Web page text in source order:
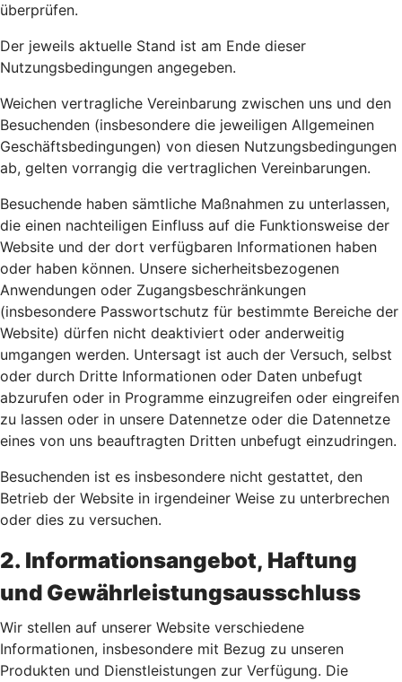
überprüfen.
Der jeweils aktuelle Stand ist am Ende dieser
Nutzungsbedingungen angegeben.
Weichen vertragliche Vereinbarung zwischen uns und den
Besuchenden (insbesondere die jeweiligen Allgemeinen
Geschäftsbedingungen) von diesen Nutzungsbedingungen
ab, gelten vorrangig die vertraglichen Vereinbarungen.
Besuchende haben sämtliche Maßnahmen zu unterlassen,
die einen nachteiligen Einfluss auf die Funktionsweise der
Website und der dort verfügbaren Informationen haben
oder haben können. Unsere sicherheitsbezogenen
Anwendungen oder Zugangsbeschränkungen
(insbesondere Passwortschutz für bestimmte Bereiche der
Website) dürfen nicht deaktiviert oder anderweitig
umgangen werden. Untersagt ist auch der Versuch, selbst
oder durch Dritte Informationen oder Daten unbefugt
abzurufen oder in Programme einzugreifen oder eingreifen
zu lassen oder in unsere Datennetze oder die Datennetze
eines von uns beauftragten Dritten unbefugt einzudringen.
Besuchenden ist es insbesondere nicht gestattet, den
Betrieb der Website in irgendeiner Weise zu unterbrechen
oder dies zu versuchen.
2. Informationsangebot, Haftung
und Gewährleistungsausschluss
Wir stellen auf unserer Website verschiedene
Informationen, insbesondere mit Bezug zu unseren
Produkten und Dienstleistungen zur Verfügung. Die